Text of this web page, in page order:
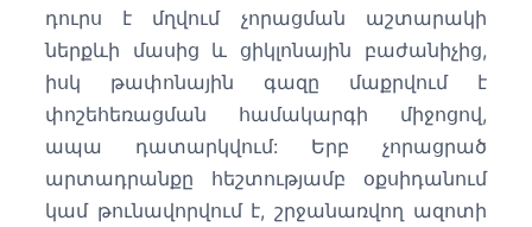
դուրս է մղվում չորացման աշտարակի
ներքևի մասից և ցիկլոնային բաժանիչից,
իսկ թափոնային գազը մաքրվում է
փոշեհեռացման համակարգի միջոցով,
ապա դատարկվում: Երբ չորացրած
արտադրանքը հեշտությամբ օքսիդանում
կամ թունավորվում է, շրջանառվող ազոտի